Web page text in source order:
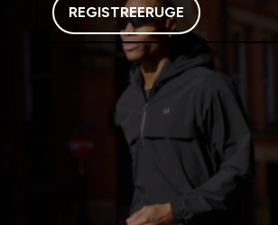
REGISTREERUGE